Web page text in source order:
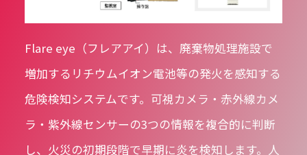
Flare eye（フレアアイ）は、廃棄物処理施設で
増加するリチウムイオン電池等の発火を感知する
危険検知システムです。可視カメラ・赤外線カメ
ラ・紫外線センサーの3つの情報を複合的に判断
し、火災の初期段階で早期に炎を検知します。人